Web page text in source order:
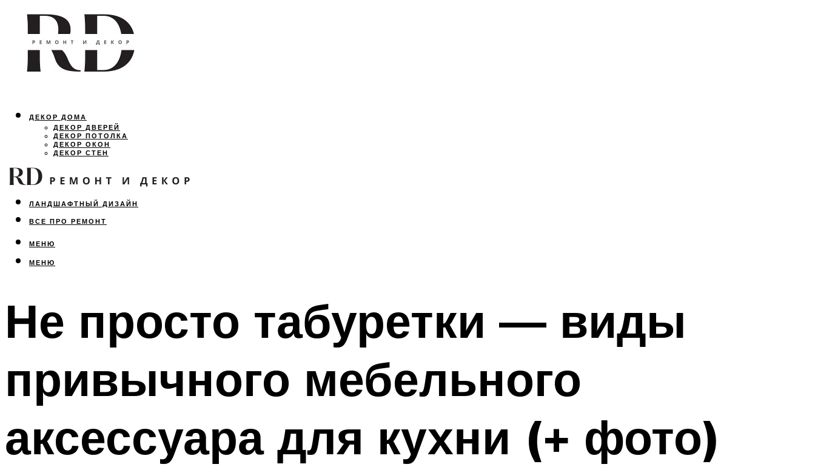
ДЕКОР ДОМА
ДЕКОР ДВЕРЕЙ
ДЕКОР ПОТОЛКА
ДЕКОР ОКОН
ДЕКОР СТЕН
ОСВЕЩЕНИЕ
ДИЗАЙН ИНТЕРЬЕРА
ЛАНДШАФТНЫЙ ДИЗАЙН
ВСЕ ПРО РЕМОНТ
МЕНЮ
МЕНЮ
Не просто табуретки — виды
привычного мебельного
аксессуара для кухни (+ фото)